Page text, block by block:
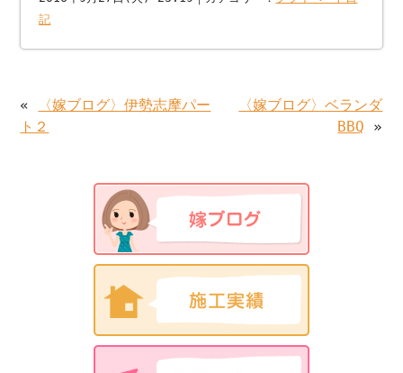
記
«
〈嫁ブログ〉伊勢志摩パー
ト２
〈嫁ブログ〉ベランダ
BBQ »